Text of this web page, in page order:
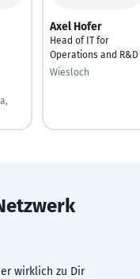
Axel Hofer
Head of IT for
Operations and R&D
Wiesloch
wirklich zu Dir